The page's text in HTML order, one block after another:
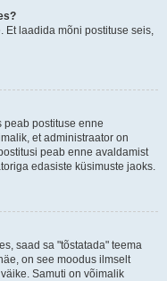
Et laadida mõni postituse seis,
peab postituse enne
et administraator on
peab enne avaldamist
edasiste küsimuste jaoks.
saad sa "tõstatada" teema
on see moodus ilmselt
Samuti on võimalik